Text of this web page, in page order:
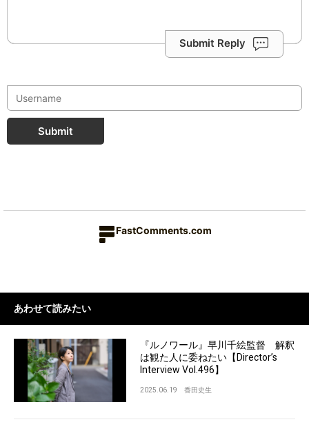
Submit Reply
Submit
FastComments.com
あわせて読みたい
『ルノワール』早川千絵監督 解釈
は観た人に委ねたい【Director’s
Interview Vol.496】
2025.06.19 香田史生